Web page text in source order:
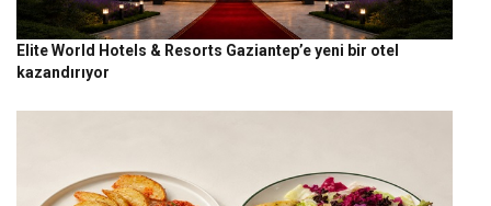
Elite World Hotels & Resorts Gaziantep’e yeni bir otel
kazandırıyor